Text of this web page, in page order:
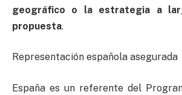
geográfico o la estrategia a
propuesta.
Representación española asegurada
España es un referente del